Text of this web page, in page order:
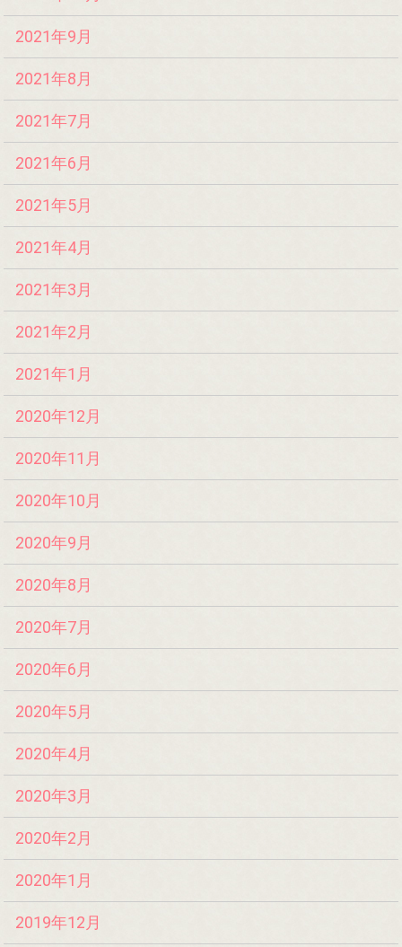
2021年9月
2021年8月
2021年7月
2021年6月
2021年5月
2021年4月
2021年3月
2021年2月
2021年1月
2020年12月
2020年11月
2020年10月
2020年9月
2020年8月
2020年7月
2020年6月
2020年5月
2020年4月
2020年3月
2020年2月
2020年1月
2019年12月